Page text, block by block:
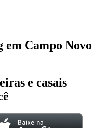
em Campo Novo
e casais